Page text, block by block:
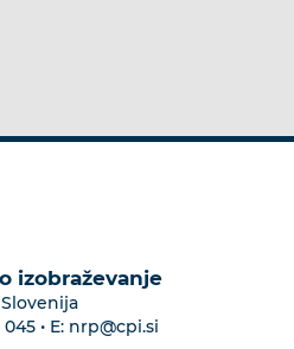
izobraževanje
Slovenija
045 • E: nrp@cpi.si